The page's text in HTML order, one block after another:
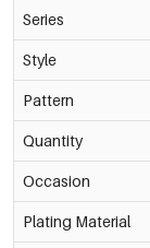
Series
Style
Pattern
Quantity
Occasion
Plating Material